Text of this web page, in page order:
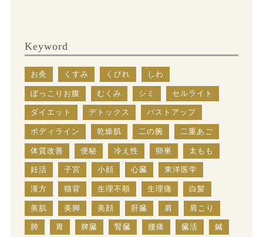
Keyword
お灸 くすみ くびれ しわ
ぽっこりお腹 むくみ シミ セルライト
ダイエット デトックス バストアップ
ボディライン 乾燥肌 二の腕 二重あご
体質改善 便秘 冷え性 卵巣 太もも
妊活 子宮 小顔 心臓 東洋医学
漢方 猫背 生理不順 生理痛 白髪
美肌 美脚 美顔 肝臓 肩 肩こり
肺 胃 脾臓 腎臓 腰痛 臓活 鍼